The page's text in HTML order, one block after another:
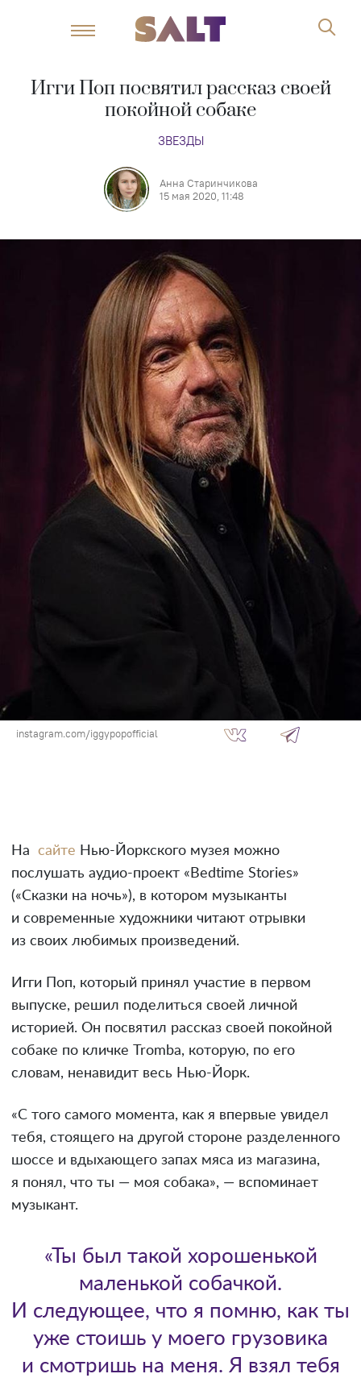
Игги Поп посвятил рассказ своей
покойной собаке
ЗВЕЗДЫ
Анна Старинчикова
15 мая 2020, 11:48
instagram.com/iggypopofficial
На сайте Нью-Йоркского музея можно
послушать аудио-проект «Bedtime Stories»
(«Сказки на ночь»), в котором музыканты
и современные художники читают отрывки
из своих любимых произведений.
Игги Поп, который принял участие в первом
выпуске, решил поделиться своей личной
историей. Он посвятил рассказ своей покойной
собаке по кличке Tromba, которую, по его
словам, ненавидит весь Нью-Йорк.
«С того самого момента, как я впервые увидел
тебя, стоящего на другой стороне разделенного
шоссе и вдыхающего запах мяса из магазина,
я понял, что ты — моя собака», — вспоминает
музыкант.
«Ты был такой хорошенькой
маленькой собачкой.
И следующее, что я помню, как ты
уже стоишь у моего грузовика
и смотришь на меня. Я взял тебя